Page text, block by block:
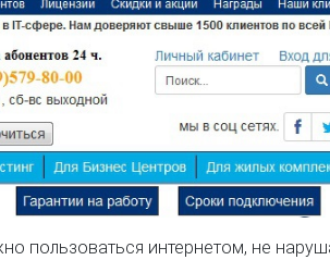
пользоваться интернетом, не